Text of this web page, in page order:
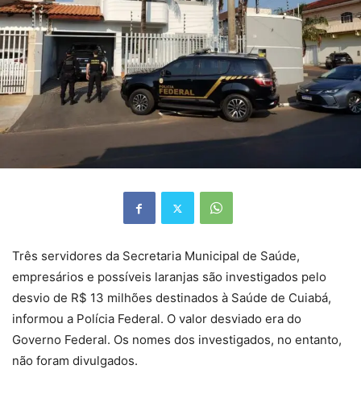
Três servidores da Secretaria Municipal de Saúde,
empresários e possíveis laranjas são investigados pelo
desvio de R$ 13 milhões destinados à Saúde de Cuiabá,
informou a Polícia Federal. O valor desviado era do
Governo Federal. Os nomes dos investigados, no entanto,
não foram divulgados.